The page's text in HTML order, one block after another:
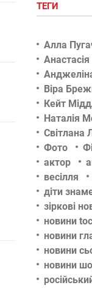
ТЕГИ
Алла
Віра
Кейт
Наталія
Світлана
Фото
актор
весілля
діти
зіркові
новини
новини
новини
новини